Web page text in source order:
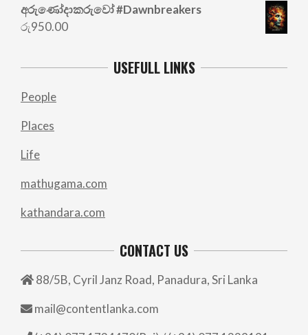
අරු‍ණෝදාකරුවෝ #Dawnbreakers
රු950.00
USEFULL LINKS
People
Places
Life
mathugama.com
kathandara.com
CONTACT US
88/5B, Cyril Janz Road, Panadura, Sri Lanka
mail@contentlanka.com